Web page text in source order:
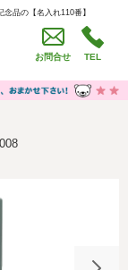
名入れ110番】
品の【名入れ110番】
お問合せ TEL
記念・周年記念
ティーグッズ
いて